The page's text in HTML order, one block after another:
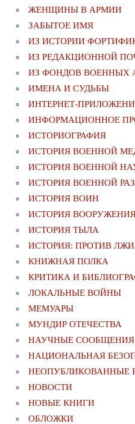
ЖЕНЩИНЫ В АРМИИ
ЗАБЫТОЕ ИМЯ
ИЗ ИСТОРИИ
ИЗ РЕДАКЦИОННОЙ
ИЗ ФОНДОВ ВОЕННЫХ
ИМЕНА И СУДЬБЫ
ИНТЕРНЕТ-
ИНФОРМАЦИОННОЕ
ИСТОРИОГРАФИЯ
ИСТОРИЯ ВОЕННОЙ
ИСТОРИЯ ВОЕННОЙ
ИСТОРИЯ ВОЕННОЙ
ИСТОРИЯ ВОИН
ИСТОРИЯ
ИСТОРИЯ ТЫЛА
ИСТОРИЯ: ПРОТИВ ЛЖИ
КНИЖНАЯ ПОЛКА
КРИТИКА И
ЛОКАЛЬНЫЕ ВОЙНЫ
МЕМУАРЫ
МУНДИР ОТЕЧЕСТВА
НАУЧНЫЕ
НАЦИОНАЛЬНАЯ
НЕОПУБЛИКОВАННЫЕ
НОВОСТИ
НОВЫЕ КНИГИ
ОБЛОЖКИ